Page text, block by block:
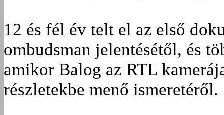
12 és fél év telt el az első
ombudsman jelentésétől, és
amikor Balog az RTL
részletekbe menő ismeretéről.